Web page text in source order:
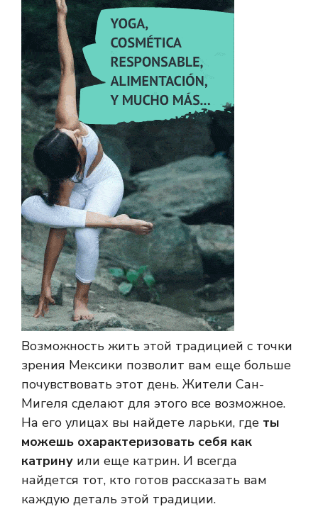
Возможность жить этой традицией с точки
зрения Мексики позволит вам еще больше
почувствовать этот день. Жители Сан-
Мигеля сделают для этого все возможное.
На его улицах вы найдете ларьки, где ты
можешь охарактеризовать себя как
катрину или еще катрин. И всегда
найдется тот, кто готов рассказать вам
каждую деталь этой традиции.